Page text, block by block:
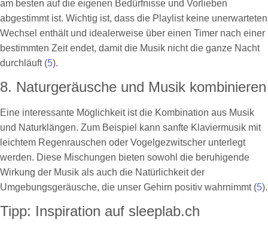
am besten auf die eigenen Bedürfnisse und Vorlieben
abgestimmt ist. Wichtig ist, dass die Playlist keine unerwarteten
Wechsel enthält und idealerweise über einen Timer nach einer
bestimmten Zeit endet, damit die Musik nicht die ganze Nacht
durchläuft (5).
8. Naturgeräusche und Musik kombinieren
Eine interessante Möglichkeit ist die Kombination aus Musik
und Naturklängen. Zum Beispiel kann sanfte Klaviermusik mit
leichtem Regenrauschen oder Vogelgezwitscher unterlegt
werden. Diese Mischungen bieten sowohl die beruhigende
Wirkung der Musik als auch die Natürlichkeit der
Umgebungsgeräusche, die unser Gehirn positiv wahrnimmt (5).
Tipp: Inspiration auf sleeplab.ch